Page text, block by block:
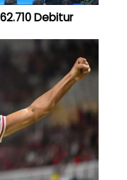
Debitur